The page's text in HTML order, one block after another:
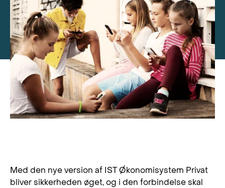
Med den nye version af IST Økonomisystem Privat
bliver sikkerheden øget, og i den forbindelse skal